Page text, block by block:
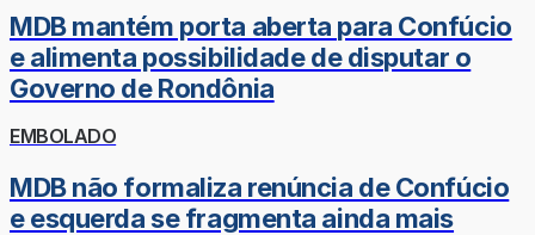
MDB mantém porta aberta para Confúcio
e alimenta possibilidade de disputar o
Governo de Rondônia
EMBOLADO
MDB não formaliza renúncia de Confúcio
e esquerda se fragmenta ainda mais